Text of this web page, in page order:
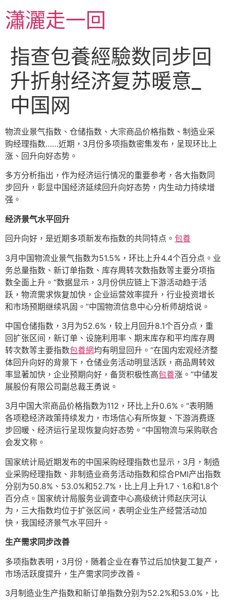
至
主瀟灑走一回
指查包養經驗数同步回
升折射经济复苏暖意_
中国网
物流业景气指数、仓储指数、大宗商品价格指数、制造业采
购经理指数……近期，3月份多项指数密集发布，呈现环比上
涨、回升向好态势。
多方分析指出，作为经济运行情况的重要参考，各大指数同
步回升，彰显中国经济延续回升向好态势，内生动力持续增
强。
经济景气水平回升
回升向好，是近期多项新发布指数的共同特点。 包養
3月中国物流业景气指数为51.5%，环比上升4.4个百分点。业
务总量指数、新订单指数、库存周转次数指数等主要分项指
数全面上升。“数据显示，3月份供应链上下游活动趋于活
跃，物流需求恢复加快，企业运营效率提升，行业投资增长
和市场预期继续巩固。”中国物流信息中心分析师胡焓说。
中国仓储指数，3月为52.6%，较上月回升8.1个百分点，重
回扩张区间，新订单、设施利用率、期末库存和平均库存周
转次数等主要指数包養網均有明显回升。“在国内宏观经济整
体回升向好的背景下，仓储业务活动明显活跃，商品周转效
率显著加快，企业预期向好，备货积极性高包養涨。”中储发
展股份有限公司副总裁王勇说。
3月中国大宗商品价格指数为112，环比上升0.6%。“表明随
各项稳经济政策持续发力，市场信心有所恢复、下游消费逐
步回暖、经济运行呈现恢复向好态势。”中国物流与采购联合
会发文称。
国家统计局近期发布的中国采购经理指数也显示，3月，制造
业采购经理指数、非制造业商务活动指数和综合PMI产出指数
分别为50.8%、53.0%和52.7%，比上月上升1.7、1.6和1.8个
百分点。国家统计局服务业调查中心高级统计师赵庆河认
为，三大指数均位于扩张区间，表明企业生产经营活动加
快，我国经济景气水平回升。
生产需求同步改善
多项指数表明，3月份，随着企业在春节过后加快复工复产，
市场活跃度提升，生产需求同步改善。
3月制造业生产指数和新订单指数分别为52.2%和53.0%，比